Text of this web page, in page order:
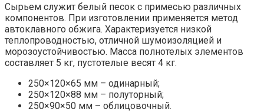
Сырьем служит белый песок с примесью различных
компонентов. При изготовлении применяется метод
автоклавного обжига. Характеризуется низкой
теплопроводностью, отличной шумоизоляцией и
морозоустойчивостью. Масса полнотелых элементов
составляет 5 кг, пустотелые весят 4 кг.
250×120×65 мм – одинарный;
250×120×88 мм – полуторный;
250×90×50 мм – облицовочный.